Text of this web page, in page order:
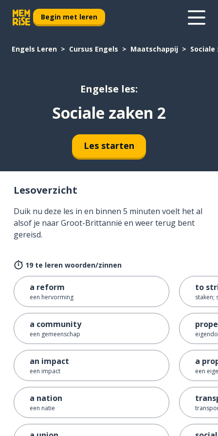
Begin met leren
Engels Leren Cursus Engels Maatschappij Sociale
Engelse les:
Sociale zaken 2
Les starten
Lesoverzicht
Duik nu deze les in en binnen 5 minuten voelt het al
alsof je naar Groot-Brittannië en weer terug bent
gereisd.
19 te leren woorden/zinnen
a reform
een hervorming
a community
een gemeenschap
an impact
een impact
a nation
een natie
to
staken;
a
een